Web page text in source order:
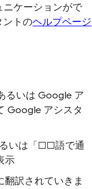
ニケーションがで
ントのヘルプページ
るいは Google ア
Google アシスタ
いは「□□語で通
示
翻訳されていきま